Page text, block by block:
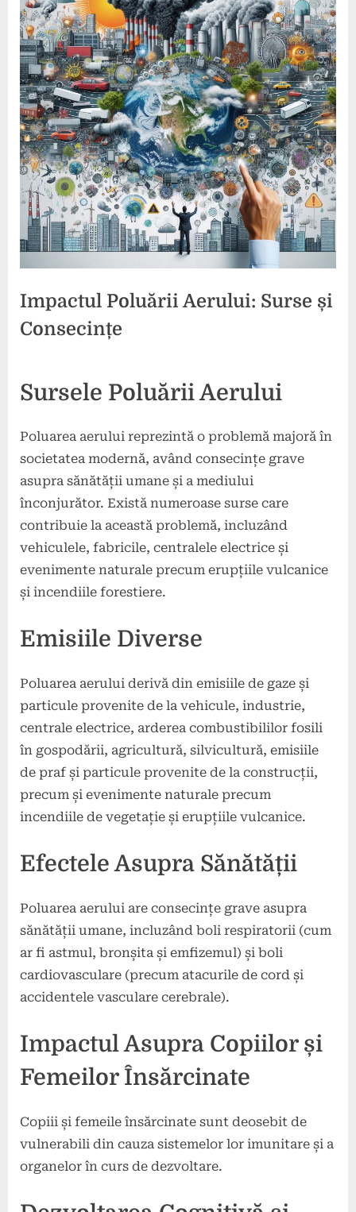
Impactul Poluării Aerului: Surse și
Consecințe
on
martie
comentariila
Poluării
Aerului:
și
Consecințe
Sursele Poluării Aerului
Poluarea aerului reprezintă o problemă majoră în
societatea modernă, având consecințe grave
asupra sănătății umane și a mediului
înconjurător. Există numeroase surse care
contribuie la această problemă, incluzând
vehiculele, fabricile, centralele electrice și
evenimente naturale precum erupțiile vulcanice
și incendiile forestiere.
Emisiile Diverse
Poluarea aerului derivă din emisiile de gaze și
particule provenite de la vehicule, industrie,
centrale electrice, arderea combustibililor fosili
în gospodării, agricultură, silvicultură, emisiile
de praf și particule provenite de la construcții,
precum și evenimente naturale precum
incendiile de vegetație și erupțiile vulcanice.
Efectele Asupra Sănătății
Poluarea aerului are consecințe grave asupra
sănătății umane, incluzând boli respiratorii (cum
ar fi astmul, bronșita și emfizemul) și boli
cardiovasculare (precum atacurile de cord și
accidentele vasculare cerebrale).
Impactul Asupra Copiilor și
Femeilor Însărcinate
Copiii și femeile însărcinate sunt deosebit de
vulnerabili din cauza sistemelor lor imunitare și a
organelor în curs de dezvoltare.